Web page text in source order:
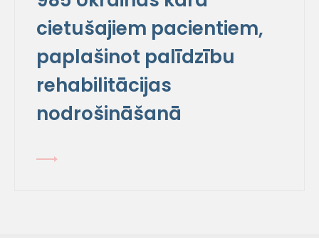
cietušajiem pacientiem,
paplašinot palīdzību
rehabilitācijas
nodrošināšanā